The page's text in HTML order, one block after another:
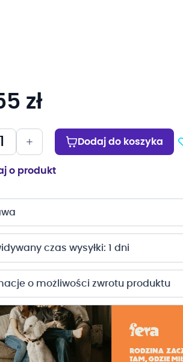
zł
Dodaj do koszyka
o produkt
czas wysyłki: 1 dni
o możliwości zwrotu produktu